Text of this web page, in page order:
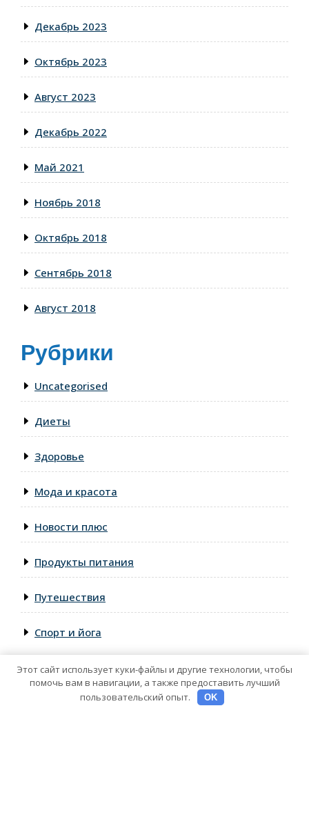
Декабрь 2023
Октябрь 2023
Август 2023
Декабрь 2022
Май 2021
Ноябрь 2018
Октябрь 2018
Сентябрь 2018
Август 2018
Рубрики
Uncategorised
Диеты
Здоровье
Мода и красота
Новости плюс
Продукты питания
Путешествия
Спорт и йога
Этот сайт использует куки-файлы и другие технологии, чтобы
помочь вам в навигации, а также предоставить лучший
пользовательский опыт.
OK